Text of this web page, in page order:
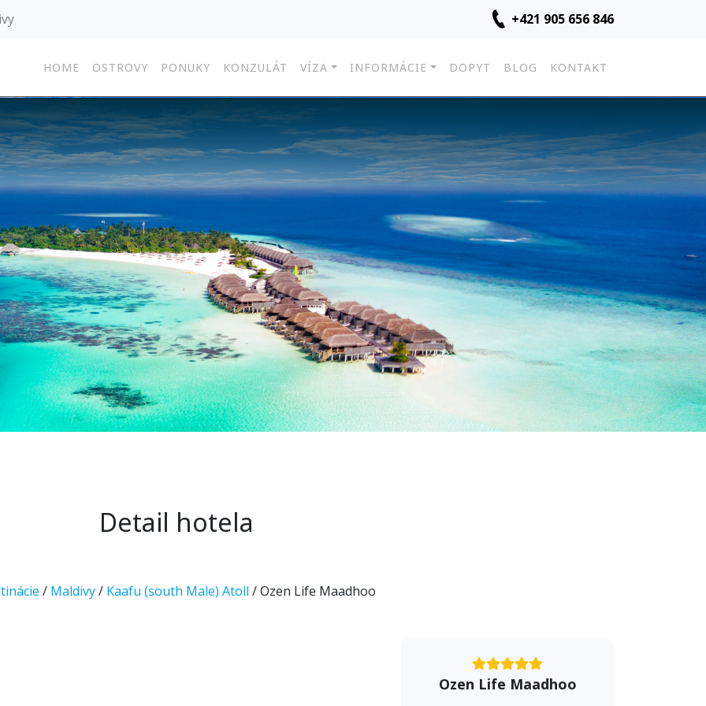
+421 905 656 846
HOME OSTROVY PONUKY KONZULÁT VÍZA INFORMÁCIE DOPYT BLOG KONTAKT
Detail hotela
/ Maldivy/ Kaafu (south Male) Atoll / Ozen Life Maadhoo
Ozen Life Maadhoo